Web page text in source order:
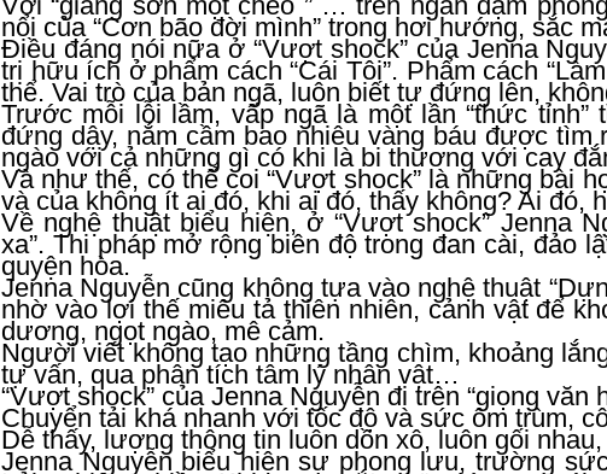
nổi của “Cơn bão đời mình” trong hơi hướng, sắc
Điều đáng nói nữa ở “Vượt shock” của Jenna
trị hữu ích ở phẩm cách “Cái Tôi”. Phẩm cách
thể. Vai trò của bản ngã, luôn biết tự đứng lên,
Trước mỗi lỗi lầm, vấp ngã là một lần “thức tỉnh”
đứng dậy, nắm cầm bao nhiêu vàng báu được
ngào với cả những gì có khi là bi thương với cay
Và như thế, có thể coi “Vượt shock” là những bài
và của không ít ai đó, khi ai đó, thấy không? Ai đó,
Về nghệ thuật biểu hiện, ở “Vượt shock” Jenna
xa”. Thi pháp mở rộng biên độ trong đan cài, đảo
quyện hòa.
Jenna Nguyễn cũng không tựa vào nghệ thuật
nhờ vào lợi thế miêu tả thiên nhiên, cảnh vật để
dương, ngọt ngào, mê cảm.
Người viết không tạo những tầng chìm, khoảng
tự vấn, qua phân tích tâm lý nhân vật…
“Vượt shock” của Jenna Nguyễn đi trên “giọng văn
Chuyển tải khá nhanh với tốc độ và sức ôm trùm,
Dễ thấy, lượng thông tin luôn dồn xô, luôn gối
Jenna Nguyễn biểu hiện sự phong lưu, trường